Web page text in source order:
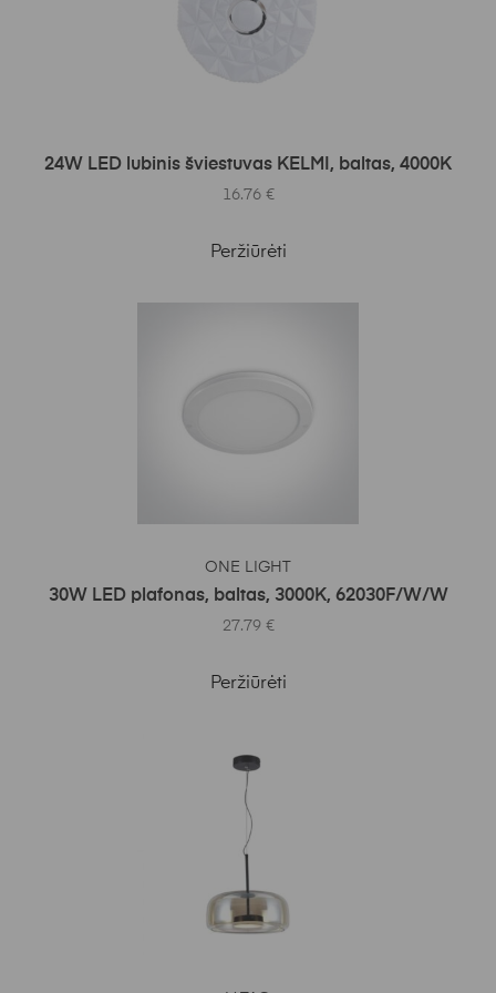
Į KREPŠELĮ
24W LED lubinis šviestuvas KELMI, baltas, 4000K
16.76 €
Peržiūrėti
ONE LIGHT
30W LED plafonas, baltas, 3000K, 62030F/W/W
27.79 €
Peržiūrėti